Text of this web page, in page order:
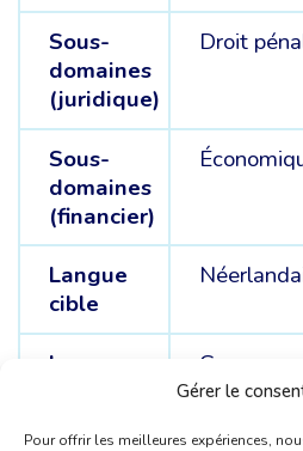
Gérer le
Pour offrir les meilleures expériences,
Sous-
domaines
(juridique)
Droit
Sous-
domaines
(financier)
Langue
cible
Langue
Grec